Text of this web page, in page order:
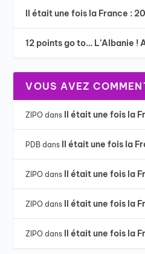
Il était une fois la France :
12 points go to… L’Albanie !
VOUS AVEZ
ZIPO dans Il était une fois la
PDB dans Il était une fois la
ZIPO dans Il était une fois la
ZIPO dans Il était une fois la
ZIPO dans Il était une fois la